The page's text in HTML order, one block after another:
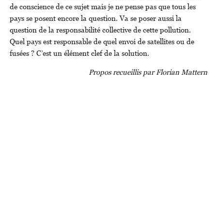
de conscience de ce sujet mais je ne pense pas que tous les
pays se posent encore la question. Va se poser aussi la
question de la responsabilité collective de cette pollution.
Quel pays est responsable de quel envoi de satellites ou de
fusées ? C’est un élément clef de la solution.
Propos recueillis par Florian Mattern